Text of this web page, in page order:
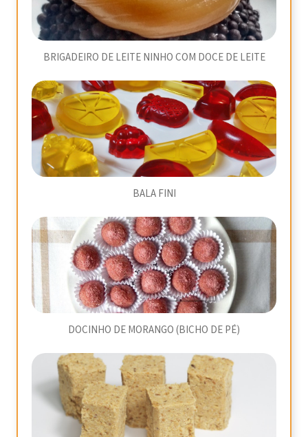
BRIGADEIRO DE LEITE NINHO COM DOCE DE LEITE
BALA FINI
DOCINHO DE MORANGO (BICHO DE PÉ)